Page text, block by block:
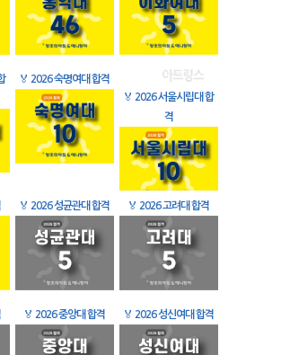
🏅 2026 숙명여대 합격
🏅 2026 서울시립대 합
격
🏅 2026 성균관대 합격 🏅 2026 고려대 합격
🏅 2026 중앙대 합격 🏅 2026 성신여대 합격